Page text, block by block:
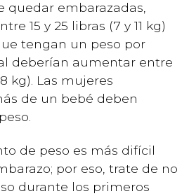
quedar embarazadas,
15 y 25 libras (7 y 11 kg)
tengan un peso por
deberían aumentar entre
kg). Las mujeres
de un bebé deben
de peso es más difícil
por eso, trate de no
durante los primeros